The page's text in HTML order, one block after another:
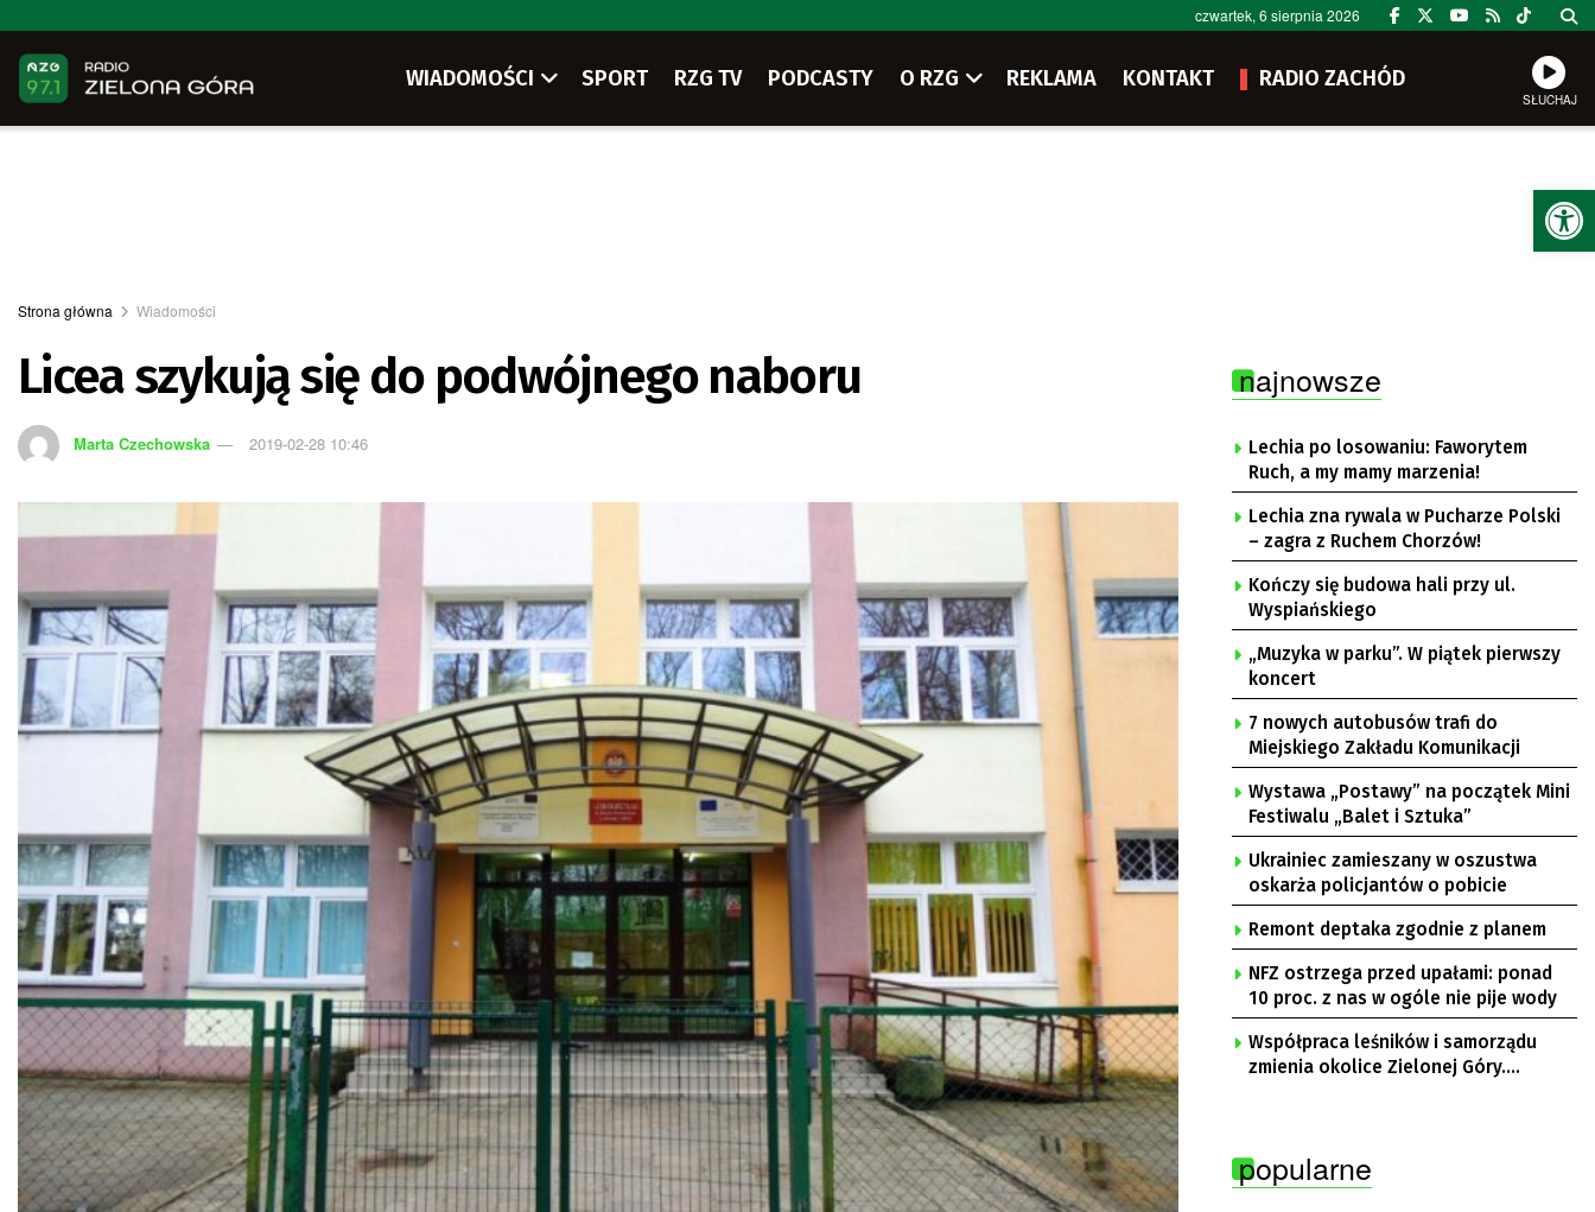
czwartek, 6 sierpnia 2026
WIADOMOŚCI SPORT RZG TV PODCASTY O RZG REKLAMA KONTAKT RADIO ZACHÓD
SŁUCHAJ
Strona główna Wiadomości
Licea szykują się do podwójnego naboru
Marta Czechowska 2019-02-28 10:46
najnowsze
Lechia po losowaniu: Faworytem
Ruch, a my mamy marzenia!
Lechia zna rywala w Pucharze Polski
– zagra z Ruchem Chorzów!
Kończy się budowa hali przy ul.
Wyspiańskiego
„Muzyka w parku”. W piątek pierwszy
koncert
7 nowych autobusów trafi do
Miejskiego Zakładu Komunikacji
Wystawa „Postawy” na początek Mini
Festiwalu „Balet i Sztuka”
Ukrainiec zamieszany w oszustwa
oskarża policjantów o pobicie
Remont deptaka zgodnie z planem
NFZ ostrzega przed upałami: ponad
10 proc. z nas w ogóle nie pije wody
Współpraca leśników i samorządu
zmienia okolice Zielonej Góry.
popularne